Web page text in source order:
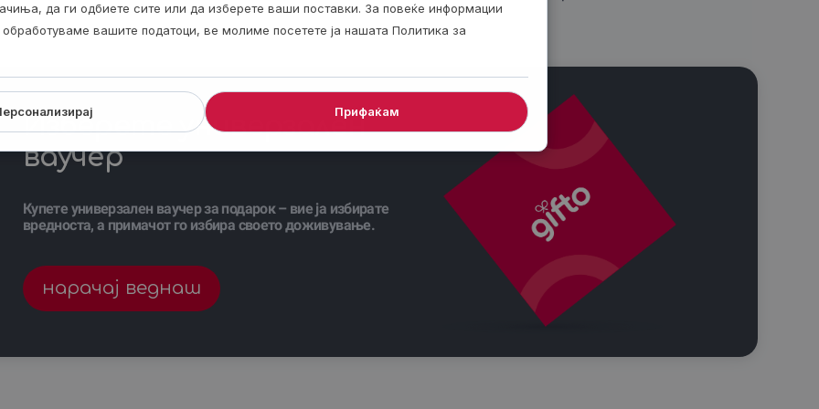
Изберете универзален
ваучер
Купете универзален ваучер за подарок – вие ја избирате
вредноста, а примачот го избира своето доживување.
нарачај веднаш
да ги одбиете сите или да изберете ваши поставки. За повеќе информации
обработуваме вашите податоци, ве молиме посетете ја нашата Политика за
Прифаќам